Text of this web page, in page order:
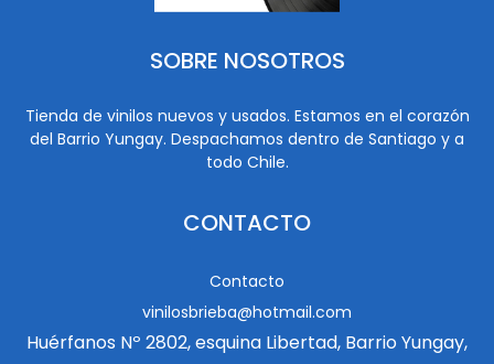
SOBRE NOSOTROS
Tienda de vinilos nuevos y usados. Estamos en el corazón
del Barrio Yungay. Despachamos dentro de Santiago y a
todo Chile.
CONTACTO
Contacto
vinilosbrieba@hotmail.com
Huérfanos Nº 2802, esquina Libertad, Barrio Yungay,